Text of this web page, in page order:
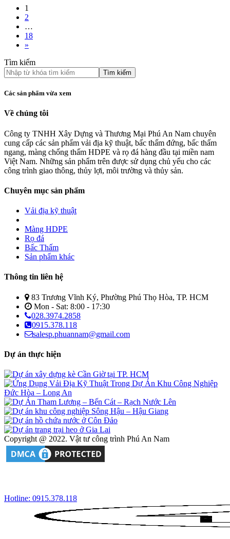
1
2
…
18
»
Tìm kiếm
Tìm kiếm
Các sản phẩm vừa xem
Về chúng tôi
Công ty TNHH Xây Dựng và Thương Mại Phú An Nam chuyên
cung cấp các sản phẩm vải địa kỹ thuật, bấc thấm đứng, bấc thấm
ngang, màng chống thấm HDPE và rọ đá hàng đầu tại miền nam
Việt Nam. Những sản phẩm trên được sử dụng chủ yếu cho các
công trình giao thông, thủy lợi, môi trường và thủy sản.
Chuyên mục sản phẩm
Vải địa kỹ thuật
Màng HDPE
Rọ đá
Bấc Thấm
Sản phẩm khác
Thông tin liên hệ
83 Trương Vĩnh Ký, Phường Phú Thọ Hòa, TP. HCM
Mon - Sat: 8:00 - 17:30
028.3974.2858
0915.378.118
salesp.phuannam@gmail.com
Dự án thực hiện
Copyright @ 2022. Vật tư công trình Phú An Nam
Hotline: 0915.378.118